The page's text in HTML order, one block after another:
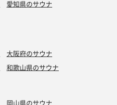
愛知県のサウナ
大阪府のサウナ
和歌山県のサウナ
岡山県のサウナ